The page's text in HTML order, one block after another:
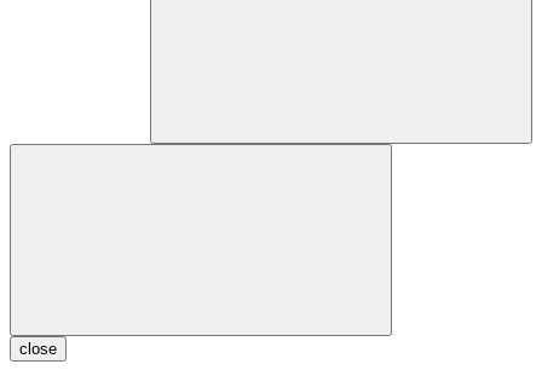
close